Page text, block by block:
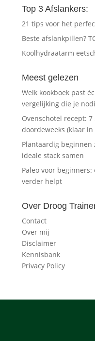
Top 3 Afslankers:
21 tips voor het
Beste afslankpillen?
Koolhydraatarm
Meest gelezen
Welk kookboek past
vergelijking die je
Ovenschotel recept:
doordeweeks (klaar in
Plantaardig beginnen
ideale stack samen
Paleo voor
verder helpt
Over Droog
Contact
Over mij
Disclaimer
Kennisbank
Privacy Policy